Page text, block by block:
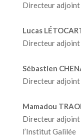
Directeur
Lucas
Directeur adjoint
Sébastien
Directeur adjoint
Mamadou
Directeur
l’Institut Galilée